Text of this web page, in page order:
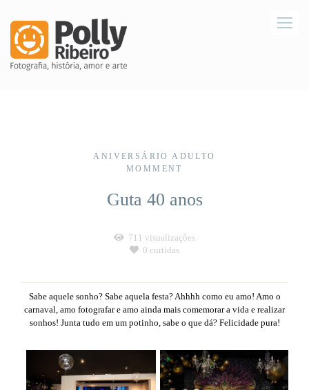
ANIVERSÁRIO ADULTO
MOMMENT
Guta 40 anos
711 visualizações
0 curtidas
Sabe aquele sonho? Sabe aquela festa? Ahhhh como eu amo! Amo o
carnaval, amo fotografar e amo ainda mais comemorar a vida e realizar
sonhos! Junta tudo em um potinho, sabe o que dá? Felicidade pura!